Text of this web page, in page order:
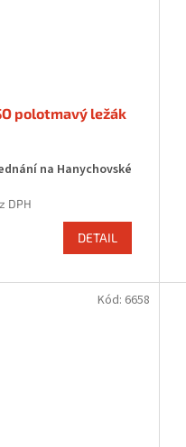
polotmavý ležák
na Hanychovské
DPH
DETAIL
Kód: 6658